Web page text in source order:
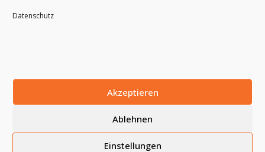
Datenschutz
Akzeptieren
Ablehnen
Einstellungen